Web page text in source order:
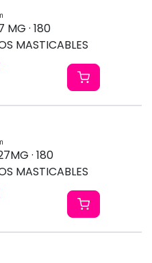
MG · 180
MASTICABLES
· 180
MASTICABLES